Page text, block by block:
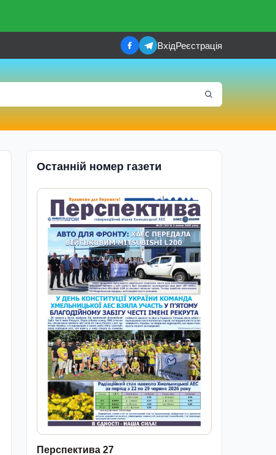
ВхідРеєстрація
Останній номер газети
Перспектива 27